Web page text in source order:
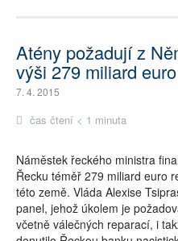
Atény požadují z
výši 279 miliard euro
7. 4. 2015
čas čtení < 1 minuta
Náměstek řeckého ministra
Řecku téměř 279 miliard euro
této země. Vláda Alexise
panel, jehož úkolem je
včetně válečných reparací, i